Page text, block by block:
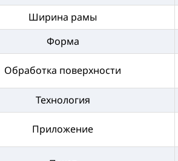
Ширина рамы
Форма
Обработка поверхности
Технология
Приложение